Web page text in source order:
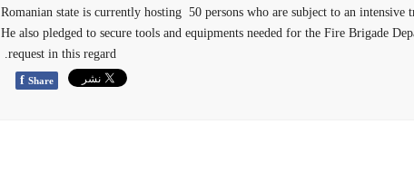
Romanian state is currently hosting 50 persons who are subject to an intensive
He also pledged to secure tools and equipments needed for the Fire Brigade
request in this regard.
f Share